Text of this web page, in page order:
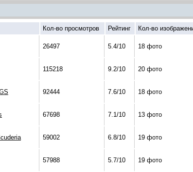
Кол-во просмотров Рейтинг Кол-во
26497 5.4/10 18 фото
115218 9.2/10 20 фото
92444 7.6/10 18 фото
67698 7.1/10 13 фото
59002 6.8/10 19 фото
57988 5.7/10 19 фото